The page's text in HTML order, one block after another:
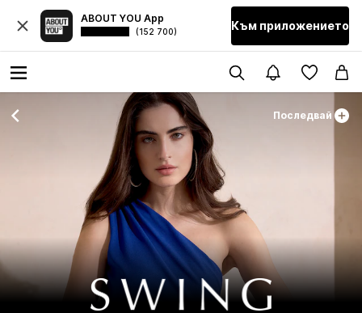
ABOUT YOU App
(152 700) Към приложението
Последвай